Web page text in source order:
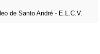
de Santo André - E.L.C.V.